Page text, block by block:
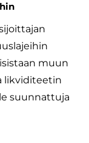
muun
likviditeetin
suunnattuja